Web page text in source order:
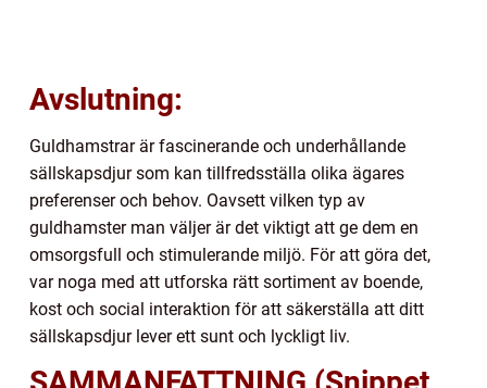
Avslutning:
Guldhamstrar är fascinerande och underhållande
sällskapsdjur som kan tillfredsställa olika ägares
preferenser och behov. Oavsett vilken typ av
guldhamster man väljer är det viktigt att ge dem en
omsorgsfull och stimulerande miljö. För att göra det,
var noga med att utforska rätt sortiment av boende,
kost och social interaktion för att säkerställa att ditt
sällskapsdjur lever ett sunt och lyckligt liv.